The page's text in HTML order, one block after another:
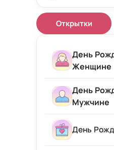
Открытки
День
Женщине
Женщине
Подруге
Девушке
День
Мужчине
Мужчине
День